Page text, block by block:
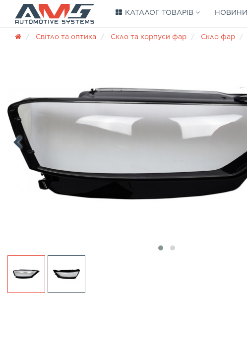
КАТАЛОГ ТОВАРІВ НОВИНИ
Світло та оптика Скло та корпуси фар Скло фар